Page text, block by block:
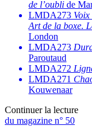
de l’oubli de
LMDA273
Art de la boxe.
London
LMDA273
Paroutaud
LMDA272
LMDA271
Kouwenaar
Continuer la lecture
du magazine n° 50